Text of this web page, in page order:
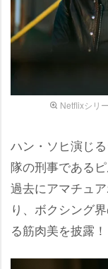
Netflixシリ
ハン・ソヒ演じ
隊の刑事である
過去にアマチュ
り、ボクシング
る筋肉美を披露！